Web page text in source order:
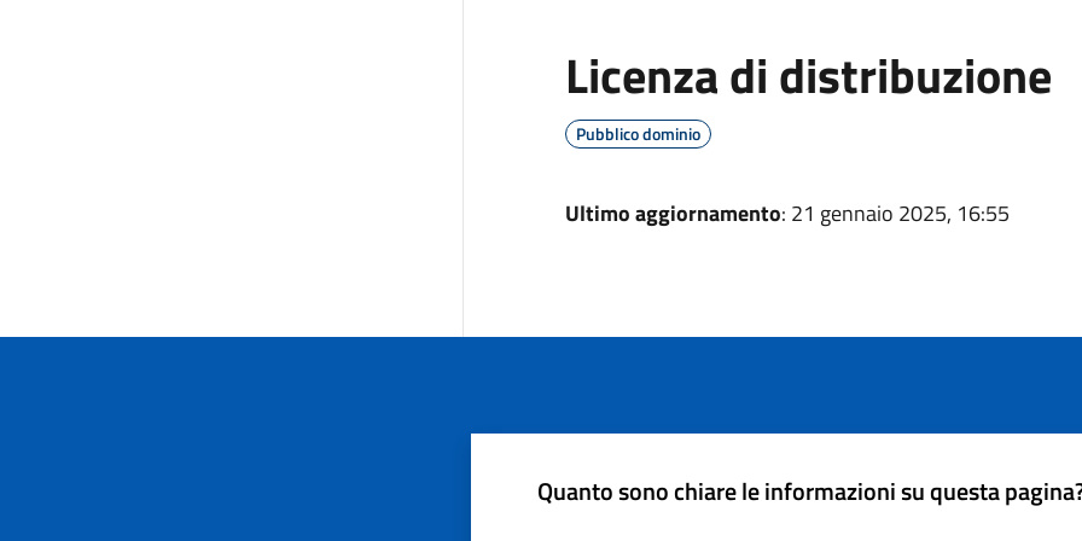
Licenza di distribuzione
Pubblico dominio
Ultimo aggiornamento: 21 gennaio 2025, 16:55
Quanto sono chiare le informazioni su questa